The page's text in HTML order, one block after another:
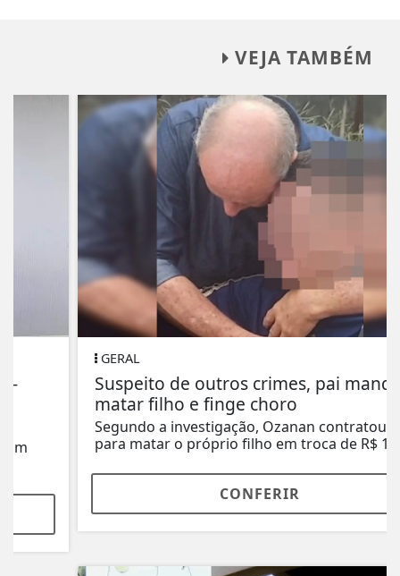
VEJA TAMBÉM
Suspeito de outros crimes, pai manda
matar filho e finge choro
Segundo a investigação, Ozanan contratou um
para matar o próprio filho em troca de R$ 15...
CONFERIR